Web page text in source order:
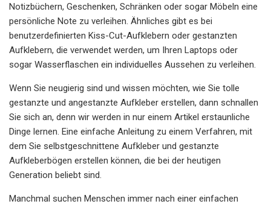
Notizbüchern, Geschenken, Schränken oder sogar Möbeln eine
persönliche Note zu verleihen. Ähnliches gibt es bei
benutzerdefinierten Kiss-Cut-Aufklebern oder gestanzten
Aufklebern, die verwendet werden, um Ihren Laptops oder
sogar Wasserflaschen ein individuelles Aussehen zu verleihen.
Wenn Sie neugierig sind und wissen möchten, wie Sie tolle
gestanzte und angestanzte Aufkleber erstellen, dann schnallen
Sie sich an, denn wir werden in nur einem Artikel erstaunliche
Dinge lernen. Eine einfache Anleitung zu einem Verfahren, mit
dem Sie selbstgeschnittene Aufkleber und gestanzte
Aufkleberbögen erstellen können, die bei der heutigen
Generation beliebt sind.
Manchmal suchen Menschen immer nach einer einfachen